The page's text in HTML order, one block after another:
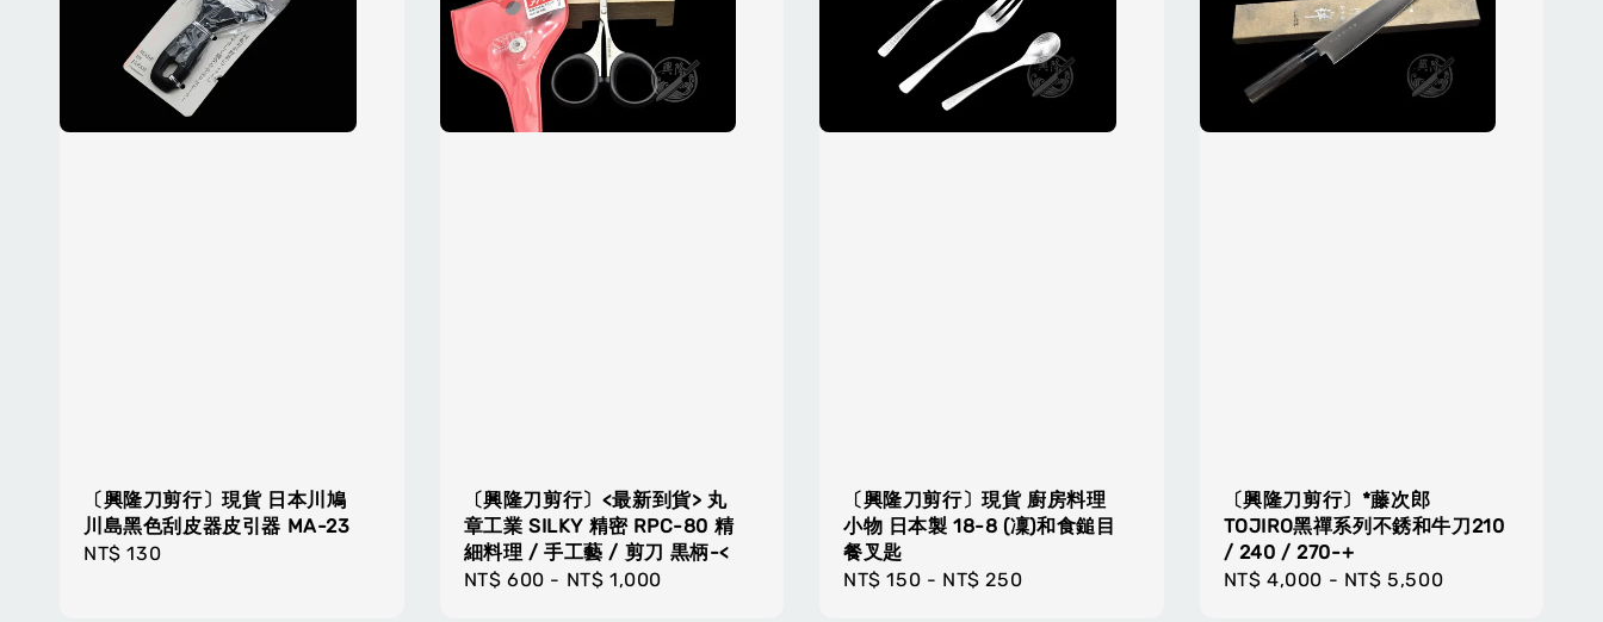
〔興隆刀剪行〕現貨 日本川鳩
川島黑色刮皮器皮引器 MA-23
Regular
NT$ 130
〔興隆刀剪行〕<最新到貨> 丸
章工業 SILKY 精密 RPC-80 精
細料理 / 手工藝 / 剪刀 黒柄-<
Regular
NT$ 600 - NT$ 1,000
〔興隆刀剪行〕現貨 廚房料理
小物 日本製 18-8 (凜)和食鎚目
餐叉匙
Regular
NT$ 150 - NT$ 250
〔興隆刀剪行〕*藤次郎
TOJIRO黑禪系列不銹和牛刀210
/ 240 / 270-+
Regular
NT$ 4,000 - NT$ 5,500